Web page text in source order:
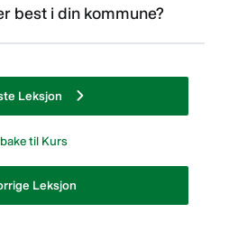
best i din kommune?
Leksjon
til Kurs
Leksjon